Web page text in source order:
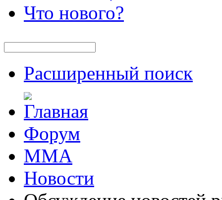
Что нового?
Расширенный поиск
Форум
ММА
Новости